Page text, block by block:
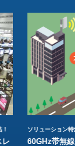
レ
ソリューション特
60GHz帯無